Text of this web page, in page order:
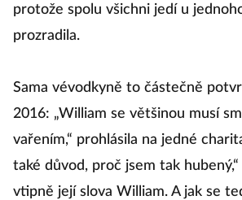
protože spolu všichni jedí u
prozradila.
Sama vévodkyně to částečně
2016: „William se většinou musí
vařením,“ prohlásila na jedné
také důvod, proč jsem tak hubený,“
vtipně její slova William. A jak se